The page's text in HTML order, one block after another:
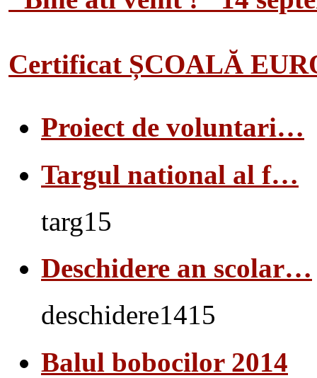
Certificat ȘCOALĂ
Proiect de voluntari…
Targul national al f…
targ15
Deschidere an scolar…
deschidere1415
Balul bobocilor 2014